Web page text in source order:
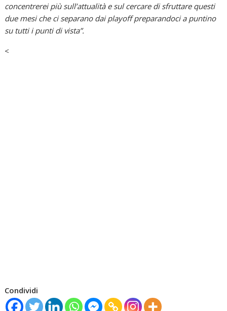
concentrerei più sull’attualità e sul cercare di sfruttare questi
due mesi che ci separano dai playoff preparandoci a puntino
su tutti i punti di vista”.
<
Condividi